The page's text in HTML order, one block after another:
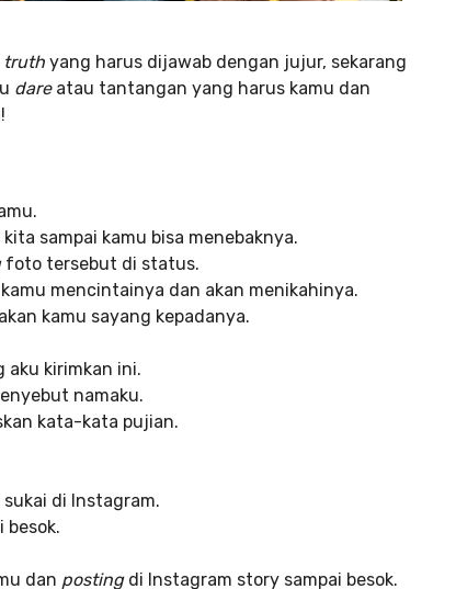
truth yang harus dijawab dengan jujur, sekarang
dareatau tantangan yang harus kamu dan
sampai kamu bisa menebaknya.
foto tersebut di status.
mencintainya dan akan menikahinya.
kamu sayang kepadanya.
aku kirimkan ini.
namaku.
kata-kata pujian.
di Instagram.
besok.
dan postingdi Instagram story sampai besok.